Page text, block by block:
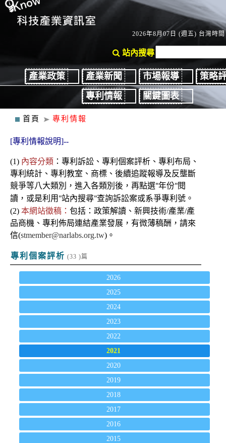
2026年8月07日 (週五) 台灣時間
站內搜尋
產業政策 產業新聞 市場報導
策略
專利情報
關鍵圖表
首頁 專利情報
[專利情報說明]--
(1) 內容分類 ： 專利 訴訟、 專利個案評析、專利布局、
專利統計、專利教室 、商標、後續追蹤報導及反壟斷
競爭等八大類別，進入各類別後 ，再點選"年份"閱
讀，或是利用 "站內搜尋"查詢訴訟案或系爭專利號。
(2) 本網站徵稿： 包括：政策解讀、新興技術/產業/產
品商機、專利佈局連結產業發展，有微薄稿酬，請來
信(stmember@narlabs.org.tw)。
專利個案評析 (33 )篇
2026
2025
2024
2023
2022
2021
2020
2019
2018
2017
2016
2015